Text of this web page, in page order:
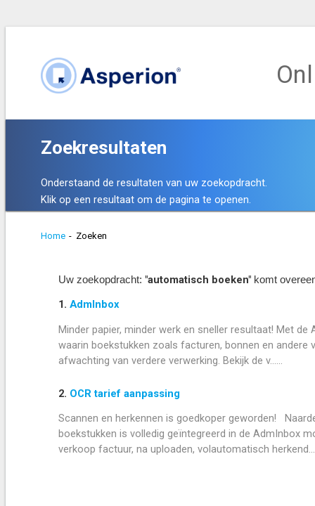
Zoekresultaten
Onderstaand de resultaten van uw zoekopdracht.
Klik op een resultaat om de pagina te openen.
Home - Zoeken
Uw zoekopdracht: "automatisch boeken" komt
1. AdmInbox
Minder papier, minder werk en sneller resultaat! Met
waarin boekstukken zoals facturen, bonnen en
afwachting van verdere verwerking. Bekijk de v......
2. OCR tarief aanpassing
Scannen en herkennen is goedkoper geworden!
boekstukken is volledig geïntegreerd in de AdmInbox
verkoop factuur, na uploaden, volautomatisch